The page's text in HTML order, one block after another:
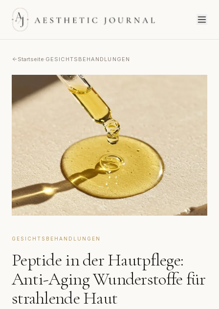
Startseite·GESICHTSBEHANDLUNGEN
GESICHTSBEHANDLUNGEN
Peptide in der Hautpflege:
Anti-Aging Wunderstoffe für
strahlende Haut